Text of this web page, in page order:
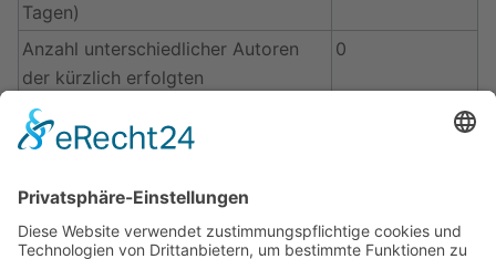
Tagen)
Anzahl unterschiedlicher Autoren
der kürzlich erfolgten
Bearbeitungen
0
Eingebundene
Vorlage:Koordinate(Quelltext